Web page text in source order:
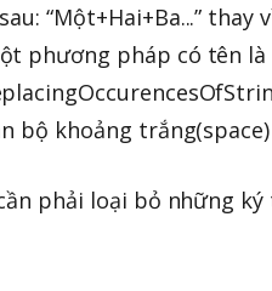
“Một+Hai+Ba...” thay
phương pháp có tên là
bộ khoảng
phải loại bỏ những